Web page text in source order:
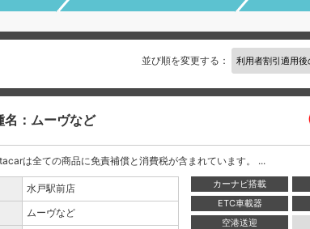
並び順を変更する：
：ムーヴなど
は全ての商品に免責補償と消費税が含まれています。 ...
水戸駅前店
ムーヴなど
カーナビ搭載
ETC車載器
空港送迎